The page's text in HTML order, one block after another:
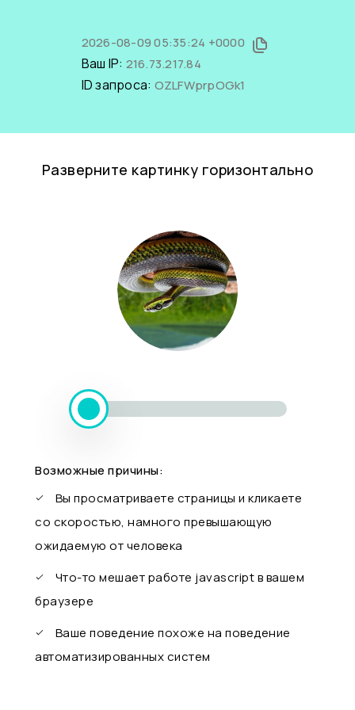
2026-08-09 05:35:24 +0000
Ваш IP: 216.73.217.84
ID запроса: OZLFWprpOGk1
Разверните картинку горизонтально
Возможные причины:
Вы просматриваете страницы и кликаете
со скоростью, намного превышающую
ожидаемую от человека
Что-то мешает работе javascript в вашем
браузере
Ваше поведение похоже на поведение
автоматизированных систем